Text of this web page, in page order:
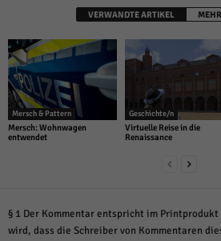
VERWANDTE ARTIKEL
Mersch & Pattern
Mersch: Wohnwagen
entwendet
Geschichte/n
Virtuelle Reise in die
Renaissance
§ 1 Der Kommentar entspricht im
wird, dass die Schreiber von Kommentaren